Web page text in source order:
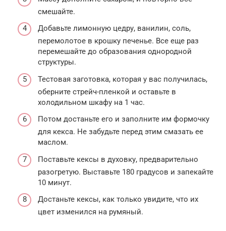
смешайте.
Добавьте лимонную цедру, ванилин, соль,
перемолотое в крошку печенье. Все еще раз
перемешайте до образования однородной
структуры.
Тестовая заготовка, которая у вас получилась,
оберните стрейч-пленкой и оставьте в
холодильном шкафу на 1 час.
Потом достаньте его и заполните им формочку
для кекса. Не забудьте перед этим смазать ее
маслом.
Поставьте кексы в духовку, предварительно
разогретую. Выставьте 180 градусов и запекайте
10 минут.
Достаньте кексы, как только увидите, что их
цвет изменился на румяный.